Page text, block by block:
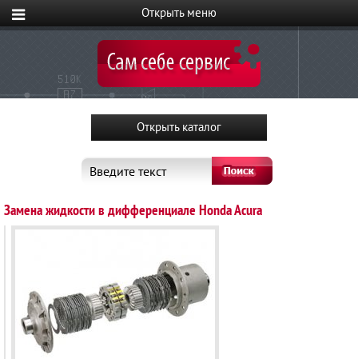
Введите текст
Замена жидкости в дифференциале Honda Acura